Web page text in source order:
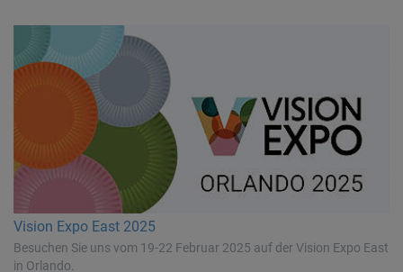
Vision Expo East 2025
Besuchen Sie uns vom 19-22 Februar 2025 auf der Vision Expo East
in Orlando.